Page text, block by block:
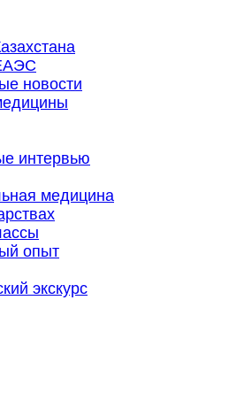
новости
интервью
медицина
опыт
экскурс